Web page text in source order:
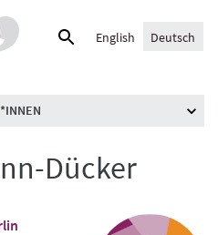
Suche
English Deutsch
Dücker